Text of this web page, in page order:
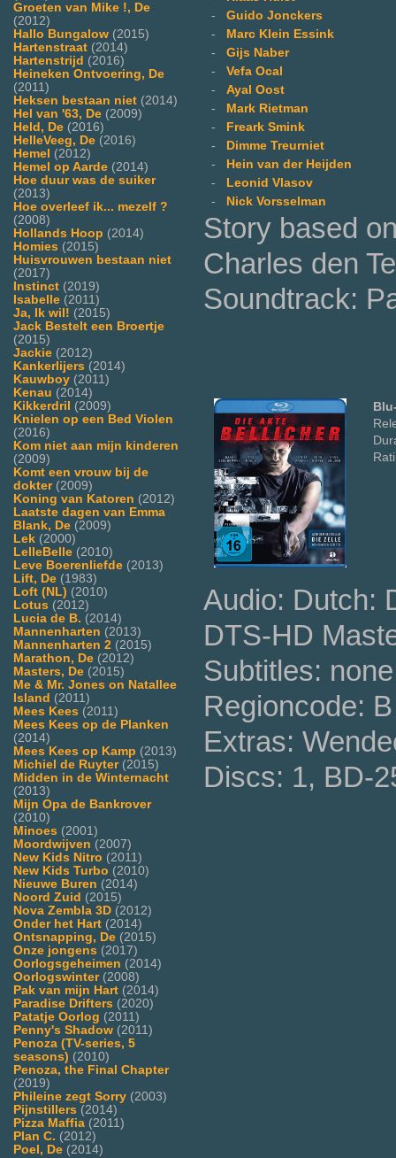
Groeten van Mike !, De
(2012)
Hallo Bungalow (2015)
Hartenstraat (2014)
Hartenstrijd (2016)
Heineken Ontvoering, De
(2011)
Heksen bestaan niet (2014)
Hel van '63, De (2009)
Held, De (2016)
HelleVeeg, De (2016)
Hemel (2012)
Hemel op Aarde (2014)
Hoe duur was de suiker
(2013)
Hoe overleef ik... mezelf ?
(2008)
Hollands Hoop (2014)
Homies (2015)
Huisvrouwen bestaan niet
(2017)
Instinct (2019)
Isabelle (2011)
Ja, Ik wil! (2015)
Jack Bestelt een Broertje
(2015)
Jackie (2012)
Kankerlijers (2014)
Kauwboy (2011)
Kenau (2014)
Kikkerdril
(2009)
Knielen op een Bed Violen
(2016)
Kom niet aan mijn kinderen
(2009)
Komt een vrouw bij de
dokter(2009)
Koning van Katoren (2012)
Laatste dagen van Emma
Blank, De (2009)
Lek (2000)
LelleBelle (2010)
Leve Boerenliefde (2013)
Lift, De (1983)
Loft (NL) (2010)
Lotus (2012)
Lucia de B. (2014)
Mannenharten (2013)
Mannenharten 2 (2015)
Marathon, De (2012)
Masters, De (2015)
Me & Mr. Jones on Natallee
Island (2011)
Mees Kees (2011)
Mees Kees op de Planken
(2014)
Mees Kees op Kamp (2013)
Michiel de Ruyter(2015)
Midden in de Winternacht
(2013)
Mijn Opa de Bankrover
(2010)
Minoes (2001)
Moordwijven (2007)
New Kids Nitro (2011)
New Kids Turbo (2010)
Nieuwe Buren (2014)
Noord Zuid (2015)
Nova Zembla 3D (2012)
Onder het Hart (2014)
Ontsnapping, De (2015)
Onze jongens (2017)
Oorlogsgeheimen (2014)
Oorlogswinter(2008)
Pak van mijn Hart (2014)
Paradise Drifters (2020)
Patatje Oorlog (2011)
Penny's Shadow (2011)
Penoza (TV-series, 5
seasons) (2010)
Penoza, the Final Chapter
(2019)
Phileine zegt Sorry (2003)
Pijnstillers (2014)
Pizza Maffia (2011)
Plan C. (2012)
Poel, De (2014)
- Guido Jonckers
-
Marc Klein Essink
- Gijs Naber
- Vefa Ocal
- Ayal Oost
-
Mark Rietman
-
Freark Smink
-
Dimme Treurniet
-
Hein van der Heijden
-
Leonid Vlasov
-
Nick Vorsselman
Story based
Charles den
Soundtrack:
Audio: Dutch:
DTS-HD
Subtitles: none
Regioncode:
Extras:
Discs: 1, BD-